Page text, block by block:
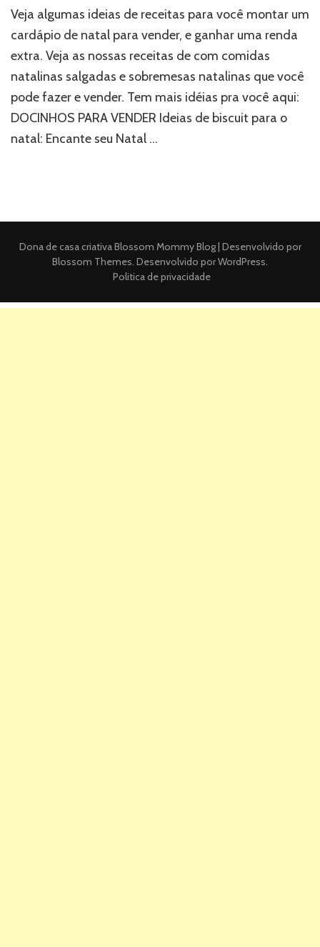
Veja algumas ideias de receitas para você montar um
cardápio de natal para vender, e ganhar uma renda
extra. Veja as nossas receitas de com comidas
natalinas salgadas e sobremesas natalinas que você
pode fazer e vender. Tem mais idéias pra você aqui:
DOCINHOS PARA VENDER Ideias de biscuit para o
natal: Encante seu Natal …
Dona de casa criativaBlossom Mommy Blog | Desenvolvido por
Blossom Themes. Desenvolvido porWordPress.
Politica de privacidade